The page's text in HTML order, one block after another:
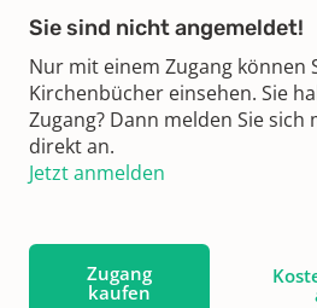
Sie sind nicht angemeldet!
Nur mit einem Zugang können
Kirchenbücher einsehen. Sie
Zugang? Dann melden Sie
direkt an.
Jetzt anmelden
Zugang
kaufen